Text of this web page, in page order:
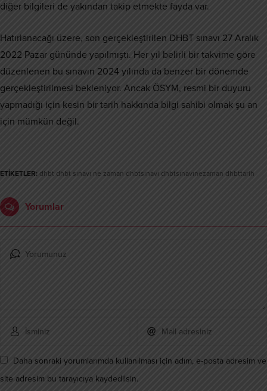
diğer bilgileri de yakından takip etmekte fayda var.
Hatırlanacağı üzere, son gerçekleştirilen DHBT sınavı 27 Aralık
2022 Pazar gününde yapılmıştı. Her yıl belirli bir takvime göre
düzenlenen bu sınavın 2024 yılında da benzer bir dönemde
gerçekleştirilmesi bekleniyor. Ancak ÖSYM, resmi bir duyuru
yapmadığı için kesin bir tarih hakkında bilgi sahibi olmak şu an
için mümkün değil.
ETİKETLER: dhbt dhbt sınavı ne zaman dhbtsınavı dhbtsınavınezaman dhbttarih
Yorumlar
Daha sonraki yorumlarımda kullanılması için adım, e-posta adresim ve
site adresim bu tarayıcıya kaydedilsin.